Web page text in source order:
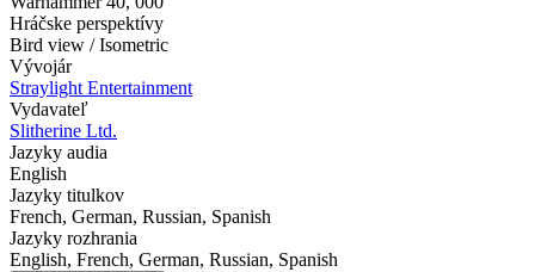
Hráčske perspektívy
Bird view / Isometric
Vývojár
Straylight Entertainment
Vydavateľ
Slitherine Ltd.
Jazyky audia
English
Jazyky titulkov
French, German, Russian, Spanish
Jazyky rozhrania
English, French, German, Russian, Spanish